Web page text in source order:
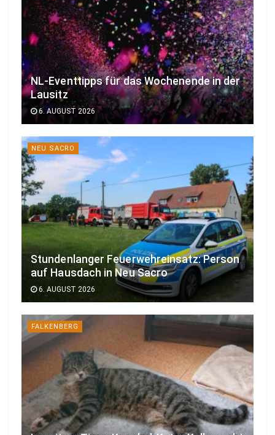
NL-Eventtipps für das Wochenende in der
Lausitz
6. AUGUST 2026
NEU SACRO
Stundenlanger Feuerwehreinsatz: Person
auf Hausdach in Neu Sacro
6. AUGUST 2026
FALKENBERG